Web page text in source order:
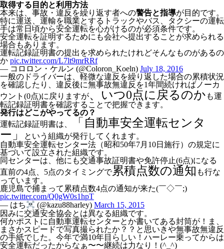
取得する目的と利用方法
本来は、事故・違反を繰り返す者への警告と指導が目的です。
特に運送、運輸を職業とするトラックやバス、タクシーの運転
手は常日頃から安全運転を心がけるのが必須条件です。
安全運転を証明するためにも会社へ提出することが求められる
場合もあります。
運転記録証明書の提出を求められたけれどそんなものがあるの
か pic.twitter.com/L7lt9mrRRf
— コロロン・ケルン (@Coloron_Koeln) July 18, 2016
一般のドライバーは、軽微な違反を繰り返した場合の累積状況
を確認したり、違反後に無事故無違反を1年間続ければノーカ
ウント(0点)に戻りますが、いつ0点に戻るのか も運
転記録証明書を確認することで把握できます。
発行はどこがやってるの？
運転記録証明書は、
「自動車安全運転センタ
ー」
という組織が発行してくれます。
自動車安全運転センター法（昭和50年7月10日施行）の規定に
基づいて設立された組織です。
同センターは、他にも交通事故証明書や免許停止(6点)になる
直前の4点、5点のタイミングで累積点数の通知 も行な
っています。
鹿児島で捕まって累積点数4点の通知が来た(￣◇￣;)
pic.twitter.com/Q0gW0s1hpT
— はち
(@kazu88harley)March 15, 2015
因みに交通安全協会とは異なる組織です。
何かポストに自動車運転センターとか書いてある封筒が！ま、
まさかスピードで写真撮られたか？？と思いきや無事故無違反
の手紙でした。今年で満10年目らしい！ハーレー乗ってからは
安全運転だったからなぁ〜〜継続は力なり！(^_^)